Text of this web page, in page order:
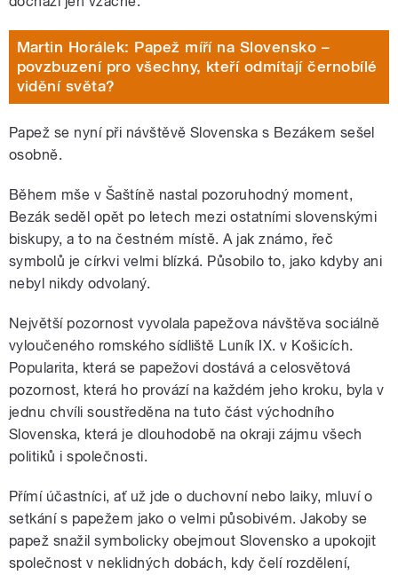
Martin Horálek: Papež míří na Slovensko –
povzbuzení pro všechny, kteří odmítají černobílé
vidění světa?
Papež se nyní při návštěvě Slovenska s Bezákem sešel
osobně.
Během mše v Šaštíně nastal pozoruhodný moment,
Bezák seděl opět po letech mezi ostatními slovenskými
biskupy, a to na čestném místě. A jak známo, řeč
symbolů je církvi velmi blízká. Působilo to, jako kdyby ani
nebyl nikdy odvolaný.
Největší pozornost vyvolala papežova návštěva sociálně
vyloučeného romského sídliště Luník IX. v Košicích.
Popularita, která se papežovi dostává a celosvětová
pozornost, která ho provází na každém jeho kroku, byla v
jednu chvíli soustředěna na tuto část východního
Slovenska, která je dlouhodobě na okraji zájmu všech
politiků i společnosti.
Přímí účastníci, ať už jde o duchovní nebo laiky, mluví o
setkání s papežem jako o velmi působivém. Jakoby se
papež snažil symbolicky obejmout Slovensko a upokojit
společnost v neklidných dobách, kdy čelí rozdělení,